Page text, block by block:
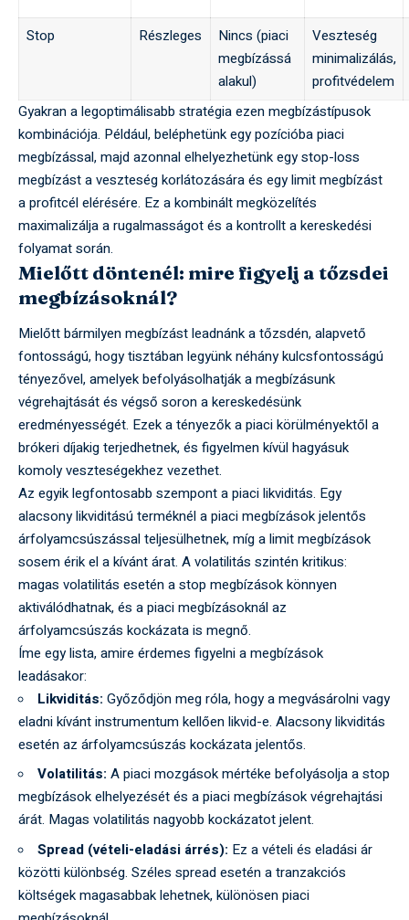
Stop Részleges
Nincs (piaci
megbízássá
alakul)
Veszteség
minimalizálás,
profitvédelem
Gyakran a legoptimálisabb stratégia ezen megbízástípusok
kombinációja. Például, beléphetünk egy pozícióba piaci
megbízással, majd azonnal elhelyezhetünk egy stop-loss
megbízást a veszteség korlátozására és egy limit megbízást
a profitcél elérésére. Ez a kombinált megközelítés
maximalizálja a rugalmasságot és a kontrollt a kereskedési
folyamat során.
Mielőtt döntenél: mire figyelj a tőzsdei
megbízásoknál?
Mielőtt bármilyen megbízást leadnánk a tőzsdén, alapvető
fontosságú, hogy tisztában legyünk néhány kulcsfontosságú
tényezővel, amelyek befolyásolhatják a megbízásunk
végrehajtását és végső soron a kereskedésünk
eredményességét. Ezek a tényezők a piaci körülményektől a
brókeri díjakig terjedhetnek, és figyelmen kívül hagyásuk
komoly veszteségekhez vezethet.
Az egyik legfontosabb szempont a piaci likviditás. Egy
alacsony likviditású terméknél a piaci megbízások jelentős
árfolyamcsúszással teljesülhetnek, míg a limit megbízások
sosem érik el a kívánt árat. A volatilitás szintén kritikus:
magas volatilitás esetén a stop megbízások könnyen
aktiválódhatnak, és a piaci megbízásoknál az
árfolyamcsúszás kockázata is megnő.
Íme egy lista, amire érdemes figyelni a megbízások
leadásakor:
Likviditás: Győződjön meg róla, hogy a megvásárolni vagy
eladni kívánt instrumentum kellően likvid-e. Alacsony likviditás
esetén az árfolyamcsúszás kockázata jelentős.
Volatilitás: A piaci mozgások mértéke befolyásolja a stop
megbízások elhelyezését és a piaci megbízások végrehajtási
árát. Magas volatilitás nagyobb kockázatot jelent.
Spread (vételi-eladási árrés): Ez a vételi és eladási ár
közötti különbség. Széles spread esetén a tranzakciós
költségek magasabbak lehetnek, különösen piaci